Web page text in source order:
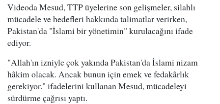
Videoda Mesud, TTP üyelerine son gelişmeler, silahlı
mücadele ve hedefleri hakkında talimatlar verirken,
Pakistan'da "İslami bir yönetimin" kurulacağını ifade
ediyor.
"Allah'ın izniyle çok yakında Pakistan'da İslami nizam
hâkim olacak. Ancak bunun için emek ve fedakârlık
gerekiyor." ifadelerini kullanan Mesud, mücadeleyi
sürdürme çağrısı yaptı.